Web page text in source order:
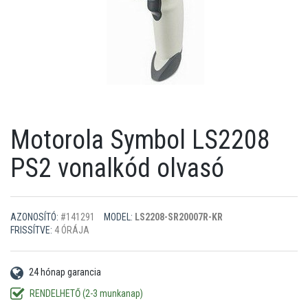
Motorola Symbol LS2208
PS2 vonalkód olvasó
AZONOSÍTÓ: #141291 MODEL: LS2208-SR20007R-KR
FRISSÍTVE: 4 ÓRÁJA
24 hónap garancia
RENDELHETŐ (2-3 munkanap)